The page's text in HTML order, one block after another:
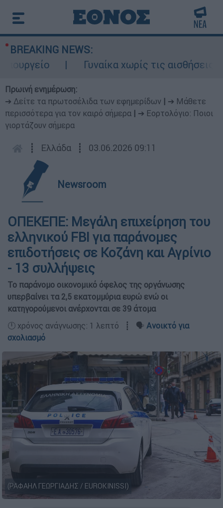
BREAKING NEWS:
Γυναίκα χωρίς τις αισθήσεις
Πρωινή ενημέρωση:
➔ Δείτε τα πρωτοσέλιδα των εφημερίδων
➔ Μάθετε
περισσότερα για τον καιρό σήμερα
➔ Εορτολόγιο: Ποιοι
γιορτάζουν σήμερα
┋ Ελλάδα ┋ 03.06.2026 09:11
Newsroom
ΟΠΕΚΕΠΕ: Μεγάλη επιχείρηση του
ελληνικού FBI για παράνομες
επιδοτήσεις σε Κοζάνη και Αγρίνιο
- 13 συλλήψεις
Το παράνομο οικονομικό όφελος της οργάνωσης
υπερβαίνει τα 2,5 εκατομμύρια ευρώ ενώ οι
κατηγορούμενοι ανέρχονται σε 39 άτομα
🕛 χρόνος ανάγνωσης: 1 λεπτό ┋ 🗣️ Ανοικτό για
σχολιασμό
(ΡΑΦΑΗΛ ΓΕΩΡΓΙΑΔΗΣ / EUROKINISSI)